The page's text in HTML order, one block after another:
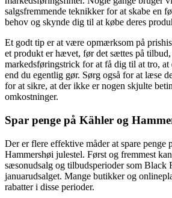
salgsfremmende teknikker for at skabe en
behov og skynde dig til at købe deres
Et godt tip er at være opmærksom på
et produkt er hævet, før det sættes på
markedsføringstrick for at få dig til at tro, at
end du egentlig gør. Sørg også for at læse
for at sikre, at der ikke er nogen skjulte
omkostninger.
Spar penge på Kähler og
Der er flere effektive måder at spare penge
Hammershøi julestel. Først og fremmest
sæsonudsalg og tilbudsperioder som Black
januarudsalget. Mange butikker og
rabatter i disse perioder.